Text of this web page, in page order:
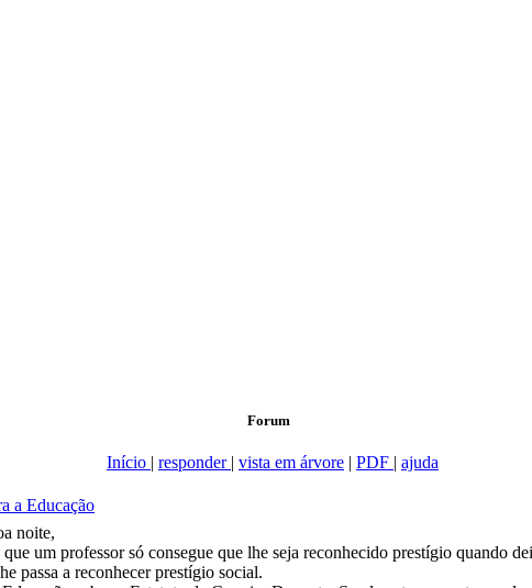
Forum
Início | responder | vista em árvore | PDF | ajuda
a Educação
noite,
um professor só consegue que lhe seja reconhecido prestígio quando
passa a reconhecer prestígio social.